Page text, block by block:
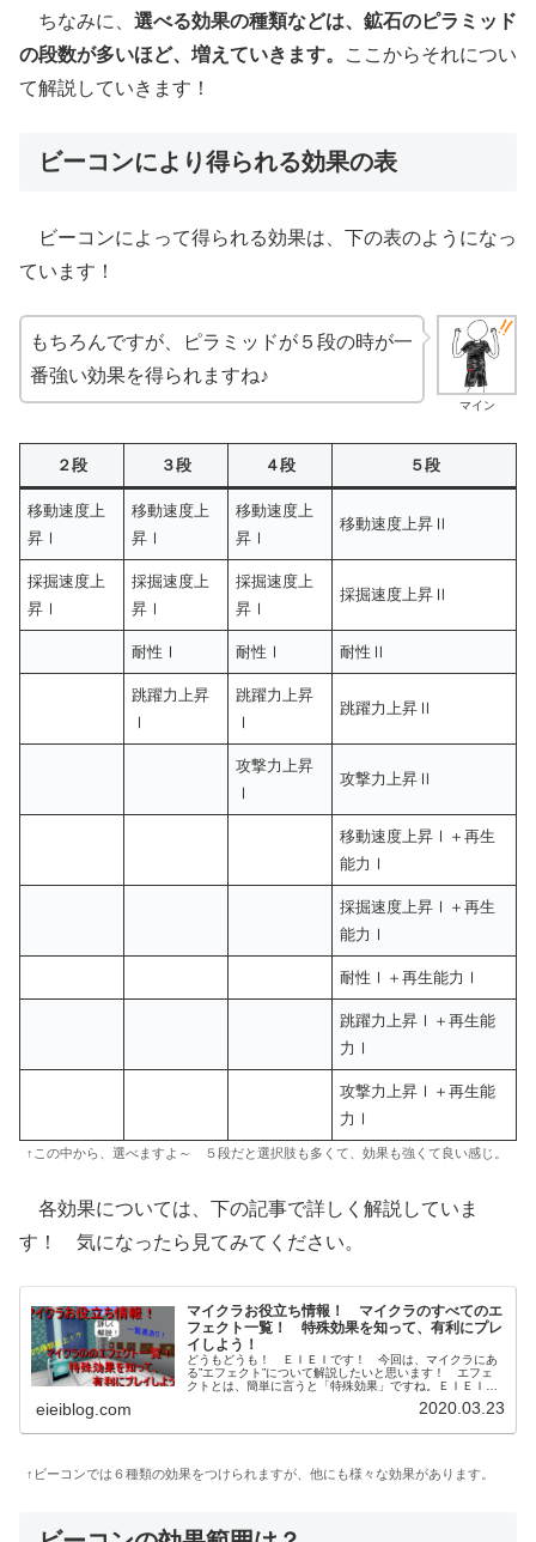
ちなみに、 選べる効果の種類などは、鉱石のピラミッド
の段数が多いほど、増えていきます。
ここからそれについ
て解説していきます！
ビーコンにより得られる効果の表
ビーコンによって得られる効果は、下の表のようになっ
ています！
マイン
もちろんですが、ピラミッドが５段の時が一
番強い効果を得られますね♪
２段 ３段 ４段 ５段
移動速度上
昇Ⅰ
移動速度上
昇Ⅰ
移動速度上
昇Ⅰ
移動速度上昇Ⅱ
採掘速度上
昇Ⅰ
採掘速度上
昇Ⅰ
採掘速度上
昇Ⅰ
採掘速度上昇Ⅱ
耐性Ⅰ 耐性Ⅰ 耐性Ⅱ
跳躍力上昇
Ⅰ
跳躍力上昇
Ⅰ
跳躍力上昇Ⅱ
攻撃力上昇
Ⅰ
攻撃力上昇Ⅱ
移動速度上昇Ⅰ＋再生
能力Ⅰ
採掘速度上昇Ⅰ＋再生
能力Ⅰ
耐性Ⅰ＋再生能力Ⅰ
跳躍力上昇Ⅰ＋再生能
力Ⅰ
攻撃力上昇Ⅰ＋再生能
力Ⅰ
↑この中から、選べますよ～ ５段だと選択肢も多くて、効果も強くて良い感じ。
各効果については、下の記事で詳しく解説していま
す！ 気になったら見てみてください。
マイクラお役立ち情報！ マイクラのすべてのエ
フェクト一覧！ 特殊効果を知って、有利にプレ
イしよう！
どうもどうも！ ＥＩＥＩです！ 今回は、マイクラにあ
る”エフェクト”について解説したいと思います！ エフェ
クトとは、簡単に言うと「特殊効果」ですね。ＥＩＥＩ足
eieiblog.com 2020.03.23
↑ビーコンでは６種類の効果をつけられますが、他にも様々な効果があります。